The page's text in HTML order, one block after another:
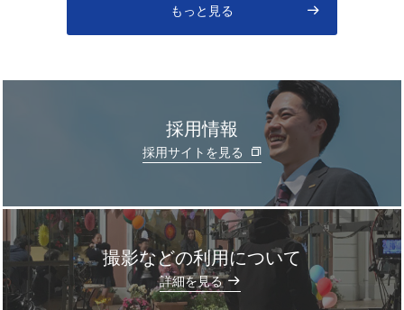
もっと見る
採用情報
採用サイトを見る
撮影などの利用について
詳細を見る